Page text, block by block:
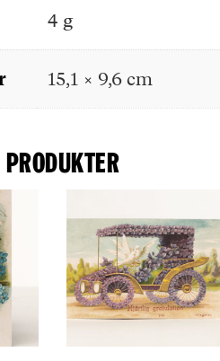
4 g
15,1 × 9,6 cm
produkter